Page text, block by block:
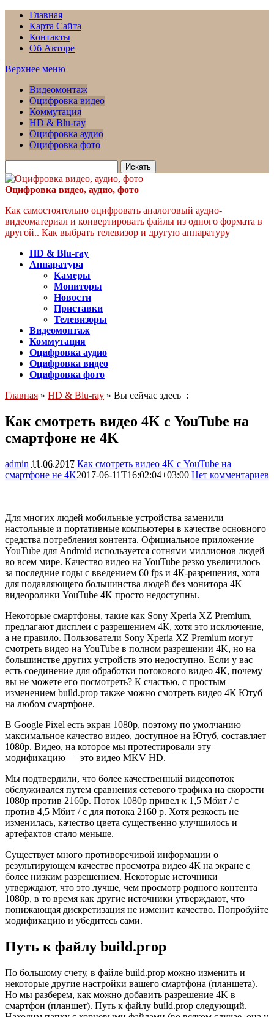
Главная
Карта Сайта
Контакты
Об Авторе
Верхнее меню
Видеомонтаж
Оцифровка видео
Коммутация
HD & Blu-ray
Оцифровка аудио
Оцифровка фото
для:
Оцифровка видео, аудио, фото
Как самостоятельно оцифровать аналоговый аудио-
видеоматериал и конвертировать файлы из одного формата в
другой.. Как выбрать телевизор и другую аппаратуру
HD & Blu-ray
Аппаратура
Камеры
Мониторы
Новости
Приставки
Телевизоры
Видеомонтаж
Коммутация
Оцифровка аудио
Оцифровка видео
Оцифровка фото
Главная » HD & Blu-ray » Вы сейчас здесь :
Как смотреть видео 4K с YouTube на
смартфоне не 4K
admin 11.06.2017 Как смотреть видео 4K с YouTube на
смартфоне не 4K2017-06-11T16:02:04+03:00 Нет комментариев
Для многих людей мобильные устройства заменили
настольные и портативные компьютеры в качестве основного
средства потребления контента. Официальное приложение
YouTube для Android используется сотнями миллионов людей
во всем мире. Качество видео на YouTube резко увеличилось
за последние годы с введением 60 fps и 4К-разрешения, хотя
для подавляющего большинства людей без монитора 4K
видеоролики YouTube 4K просто недоступны.
Некоторые смартфоны, такие как Sony Xperia XZ Premium,
предлагают дисплеи с разрешением 4К, хотя это исключение,
а не правило. Пользователи Sony Xperia XZ Premium могут
смотреть видео на YouTube в полном разрешении 4K, но на
большинстве других устройств это недоступно. Если у вас
есть соединение для обработки потокового видео 4К, почему
вы не можете его посмотреть? К счастью, с простым
изменением build.prop также можно смотреть видео 4К Ютуб
на любом смартфоне.
В Google Pixel есть экран 1080p, поэтому по умолчанию
максимальное качество видео, доступное на Ютуб, составляет
1080p. Видео, на которое мы протестировали эту
модификацию — это видео MKV HD.
Мы подтвердили, что более качественный видеопоток
обслуживался путем сравнения сетевого трафика на скорости
1080p против 2160p. Поток 1080p привел к 1,5 Мбит / с
против 4,5 Мбит / с для потока 2160 р. Хотя резкость не
изменилась, качество цвета существенно улучшилось и
артефактов стало меньше.
Существует много противоречивой информации о
результирующем качестве просмотра видео 4К на экране с
более низким разрешением. Некоторые источники
утверждают, что это лучше, чем просмотр родного контента
1080p, в то время как другие источники утверждают, что
понижающая дискретизация не изменит качество. Попробуйте
модификацию и убедитесь сами.
Путь к файлу build.prop
По большому счету, в файле build.prop можно изменить и
некоторые другие настройки вашего смартфона (планшета).
Но мы разберем, как можно добавить разрешение 4K в
смартфон (планшет). Путь к файлу build.prop следующий.